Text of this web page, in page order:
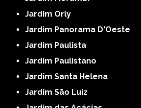
Jardim Orly
Jardim Panorama D'Oeste
Jardim Paulista
Jardim Paulistano
Jardim Santa Helena
Jardim São Luiz